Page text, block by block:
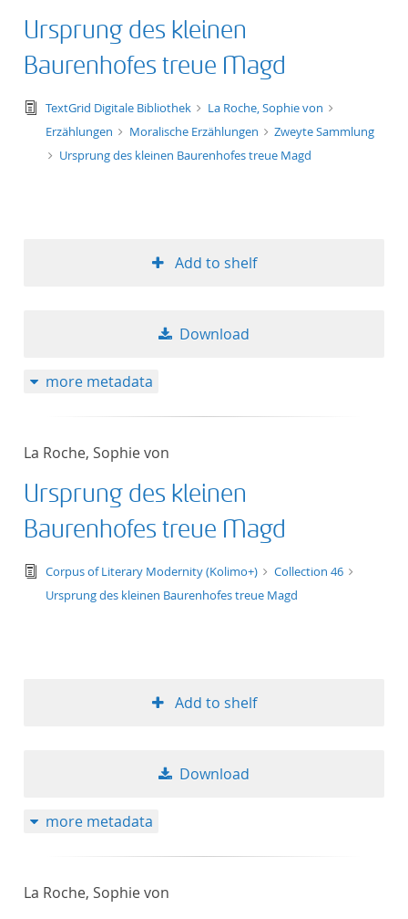
Ursprung des kleinen
Baurenhofes treue Magd
text/tg.edition+tg.aggregation+xml
TextGrid Digitale Bibliothek
La Roche, Sophie von
Erzählungen
Moralische Erzählungen
Zweyte Sammlung
Ursprung des kleinen Baurenhofes treue Magd
Add to shelf
Download
more metadata
La Roche, Sophie von
Ursprung des kleinen
Baurenhofes treue Magd
text/tg.edition+tg.aggregation+xml
Corpus of Literary Modernity (Kolimo+)
Collection 46
Ursprung des kleinen Baurenhofes treue Magd
Add to shelf
Download
more metadata
La Roche, Sophie von